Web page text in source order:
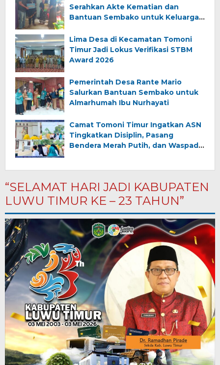
Serahkan Akte Kematian dan
Bantuan Sembako untuk Keluarga
Lima Desa di Kecamatan Tomoni
Timur Jadi Lokus Verifikasi STBM
Award 2026
Pemerintah Desa Rante Mario
Salurkan Bantuan Sembako untuk
Almarhumah Ibu Nurhayati
Camat Tomoni Timur Ingatkan ASN
Tingkatkan Disiplin, Pasang
Bendera Merah Putih, dan Waspadai
“SELAMAT HARI JADI KABUPATEN
LUWU TIMUR KE – 23 TAHUN”